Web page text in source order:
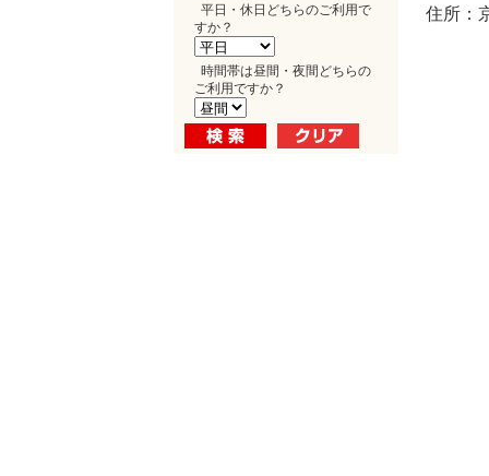
平日・休日どちらのご利用で
すか？
時間帯は昼間・夜間どちらの
ご利用ですか？
住所：